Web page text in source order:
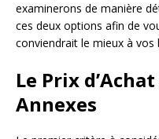
examinerons de manière
ces deux options afin de
conviendrait le mieux à
Le Prix
Annexes